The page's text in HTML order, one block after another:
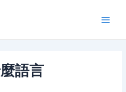
語言